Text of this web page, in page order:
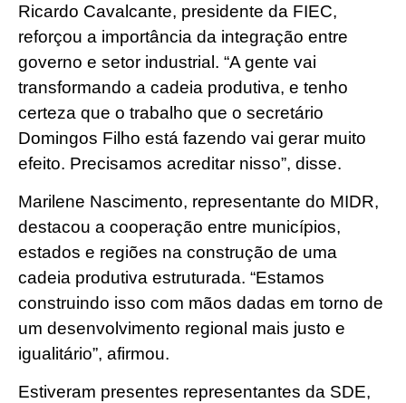
Ricardo Cavalcante, presidente da FIEC,
reforçou a importância da integração entre
governo e setor industrial. “A gente vai
transformando a cadeia produtiva, e tenho
certeza que o trabalho que o secretário
Domingos Filho está fazendo vai gerar muito
efeito. Precisamos acreditar nisso”, disse.
Marilene Nascimento, representante do MIDR,
destacou a cooperação entre municípios,
estados e regiões na construção de uma
cadeia produtiva estruturada. “Estamos
construindo isso com mãos dadas em torno de
um desenvolvimento regional mais justo e
igualitário”, afirmou.
Estiveram presentes representantes da SDE,